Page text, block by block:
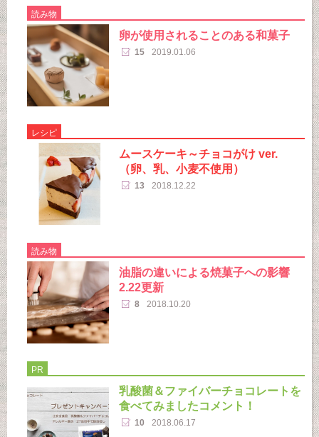
読み物
卵が使用されることのある和菓子
15 2019.01.06
レシピ
ムースケーキ～チョコがけ ver.
（卵、乳、小麦不使用）
13 2018.12.22
読み物
油脂の違いによる焼菓子への影響
2.22更新
8 2018.10.20
PR
乳酸菌＆ファイバーチョコレートを
食べてみましたコメント！
10 2018.06.17